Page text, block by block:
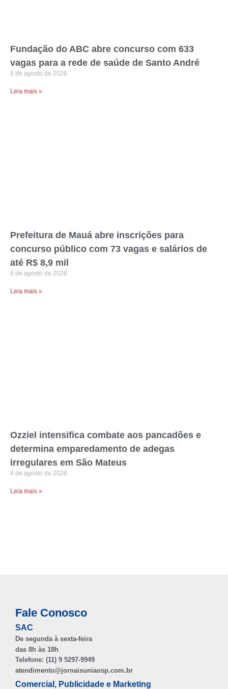
Fundação do ABC abre concurso com 633
vagas para a rede de saúde de Santo André
6 de agosto de 2026
Leia mais »
Prefeitura de Mauá abre inscrições para
concurso público com 73 vagas e salários de
até R$ 8,9 mil
6 de agosto de 2026
Leia mais »
Ozziel intensifica combate aos pancadões e
determina emparedamento de adegas
irregulares em São Mateus
4 de agosto de 2026
Leia mais »
Fale Conosco
SAC
De segunda à sexta-feira
das 8h às 18h
Telefone: (11) 9 5297-9949
atendimento@jornaisuniaosp.com.br
Comercial, Publicidade e Marketing